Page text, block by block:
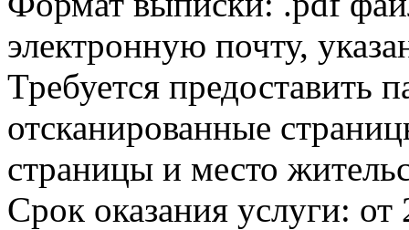
электронную почту,
Требуется предоставить
отсканированные
страницы и место
Срок оказания услуги: от